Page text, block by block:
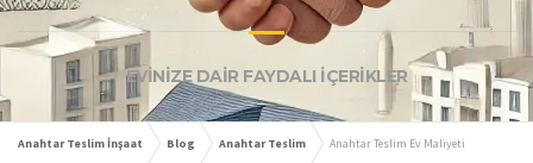
EVİNİZE DAİR FAYDALI İÇERİKLER
Anahtar Teslim İnşaat Blog Anahtar Teslim Anahtar Teslim Ev Maliyeti